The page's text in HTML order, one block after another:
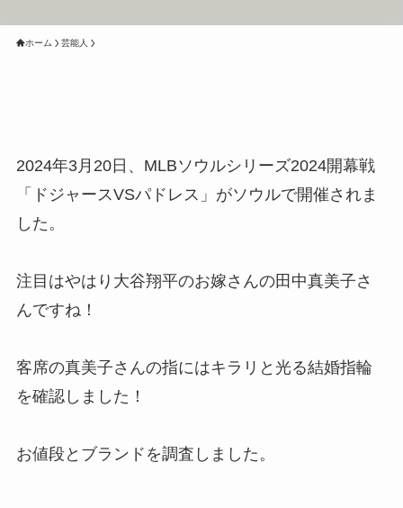
ホーム 芸能人
2024年3月20日、MLBソウルシリーズ2024開幕戦
「ドジャースVSパドレス」がソウルで開催されま
した。
注目はやはり大谷翔平のお嫁さんの田中真美子さ
んですね！
客席の真美子さんの指にはキラリと光る結婚指輪
を確認しました！
お値段とブランドを調査しました。